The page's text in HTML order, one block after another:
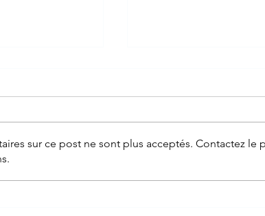
L’acupuncture : une
sur ce post ne sont plus acceptés. Contactez le